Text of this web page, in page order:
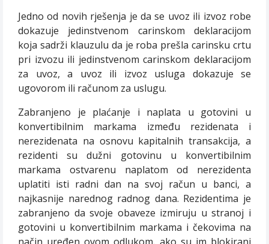
Jedno od novih rješenja je da se uvoz ili izvoz robe
dokazuje jedinstvenom carinskom deklaracijom
koja sadrži klauzulu da je roba prešla carinsku crtu
pri izvozu ili jedinstvenom carinskom deklaracijom
za uvoz, a uvoz ili izvoz usluga dokazuje se
ugovorom ili računom za uslugu.
Zabranjeno je plaćanje i naplata u gotovini u
konvertibilnim markama između rezidenata i
nerezidenata na osnovu kapitalnih transakcija, a
rezidenti su dužni gotovinu u konvertibilnim
markama ostvarenu naplatom od nerezidenta
uplatiti isti radni dan na svoj račun u banci, a
najkasnije narednog radnog dana. Rezidentima je
zabranjeno da svoje obaveze izmiruju u stranoj i
gotovini u konvertibilnim markama i čekovima na